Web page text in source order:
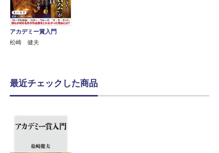
アカデミー賞入門
松崎 健夫
最近チェックした商品